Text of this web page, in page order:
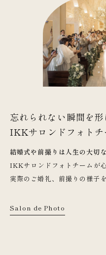
忘れられない瞬間を形
IKKサロンドフォトチ
結婚式や前撮りは人生の大切
IKKサロンドフォトチームが
実際のご婚礼、前撮りの様子
Salon de Photo